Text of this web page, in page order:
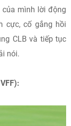
mình lời động
cực, cố gắng hồi
CLB và tiếp tục
nói.